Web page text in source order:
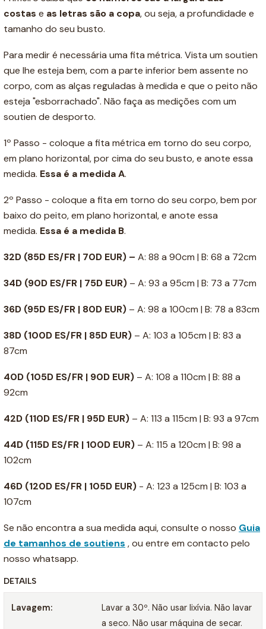
costas e as letras são a copa, ou seja, a profundidade e
tamanho do seu busto.
Para medir é necessária uma fita métrica. Vista um soutien
que lhe esteja bem, com a parte inferior bem assente no
corpo, com as alças reguladas à medida e que o peito não
esteja "esborrachado". Não faça as medições com um
soutien de desporto.
1º Passo - coloque a fita métrica em torno do seu corpo,
em plano horizontal, por cima do seu busto, e anote essa
medida. Essa é a medida A.
2º Passo - coloque a fita em torno do seu corpo, bem por
baixo do peito, em plano horizontal, e anote essa
medida. Essa é a medida B.
32D (85D ES/FR | 70D EUR) – A: 88 a 90cm | B: 68 a 72cm
34D (90D ES/FR | 75D EUR) – A: 93 a 95cm | B: 73 a 77cm
36D (95D ES/FR | 80D EUR) – A: 98 a 100cm | B: 78 a 83cm
38D (100D ES/FR | 85D EUR) – A: 103 a 105cm | B: 83 a
87cm
40D (105D ES/FR | 90D EUR) – A: 108 a 110cm | B: 88 a
92cm
42D (110D ES/FR | 95D EUR) – A: 113 a 115cm | B: 93 a 97cm
44D (115D ES/FR | 100D EUR) – A: 115 a 120cm | B: 98 a
102cm
46D (120D ES/FR | 105D EUR) - A: 123 a 125cm | B: 103 a
107cm
Se não encontra a sua medida aqui, consulte o nosso Guia
de tamanhos de soutiens , ou entre em contacto pelo
nosso whatsapp.
DETAILS
Lavagem:
Lavar a 30º. Não usar lixívia. Não lavar
a seco. Não usar máquina de secar.